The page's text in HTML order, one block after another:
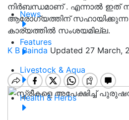
News
Features
Livestock & Aqua
Health & Herbs
നിർബന്ധമാണ് . എന്നാൽ ഇത്
ആരോഗ്യത്തിന് സഹായിക്കുന്ന
കാര്യത്തില്‍ സംശയമില്ല.
K B Bainda Updated 27 March,